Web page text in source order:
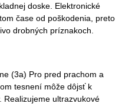
doske. Elektronické
čase od poškodenia, preto
drobných príznakoch.
(3a) Pro pred prachom a
tesnení môže dôjsť k
Realizujeme ultrazvukové